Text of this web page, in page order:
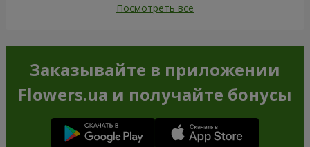
Посмотреть все
Заказывайте в приложении
Flowers.ua и получайте бонусы